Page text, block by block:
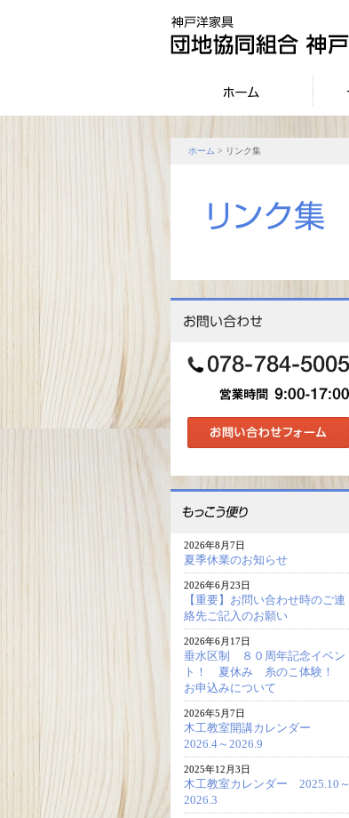
ホーム > リンク集
2026年8月7日
夏季休業のお知らせ
2026年6月23日
【重要】お問い合わせ時のご連
絡先ご記入のお願い
2026年6月17日
垂水区制 ８０周年記念イベン
ト！ 夏休み 糸のこ体験！
お申込みについて
2026年5月7日
木工教室開講カレンダー
2026.4～2026.9
2025年12月3日
木工教室カレンダー 2025.10～
2026.3